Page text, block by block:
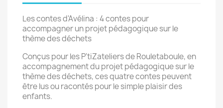
Les contes d'Avélina : 4 contes pour
accompagner un projet pédagogique sur le
thème des déchets
Conçus pour les P'tiZateliers de Rouletaboule, en
accompagnement du projet pédagogique sur le
thème des déchets, ces quatre contes peuvent
être lus ou racontés pour le simple plaisir des
enfants.